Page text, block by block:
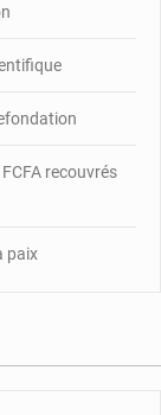
recouvrés
paix